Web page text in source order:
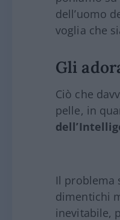
dell’uomo
voglia che
Gli
Ciò che
pelle, in
Il problema
dimentichi
inevitabile,